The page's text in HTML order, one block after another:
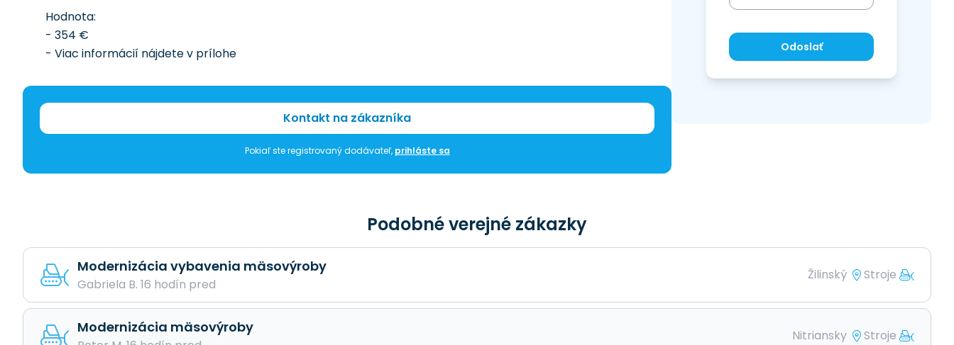
Hodnota:
- 354 €
- Viac informácií nájdete v prílohe
Kontakt na zákazníka
Pokiaľ ste registrovaný dodávateľ, prihláste sa
Odoslať
Podobné verejné zákazky
Modernizácia vybavenia mäsovýroby
Gabriela B. 16 hodín pred
Žilinský Stroje
Modernizácia mäsovýroby Nitriansky Stroje